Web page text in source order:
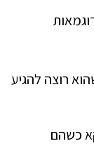
רוצה להגיע
כשהם